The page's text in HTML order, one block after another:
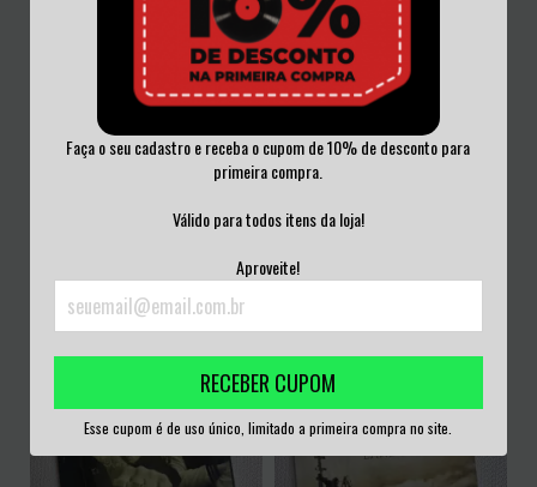
Faça o seu cadastro e receba o cupom de 10% de desconto para
primeira compra.
Válido para todos itens da loja!
Aproveite!
RECEBER CUPOM
Esse cupom é de uso único, limitado a primeira compra no site.
R$350,00
DE SEX PIS...